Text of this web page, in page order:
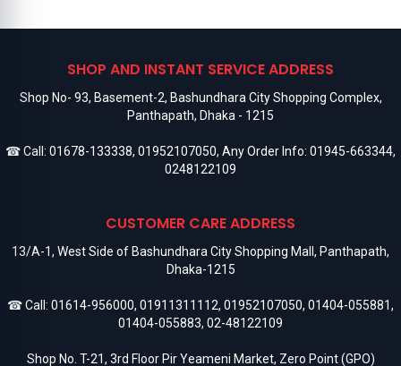
SHOP AND INSTANT SERVICE ADDRESS
Shop No- 93, Basement-2, Bashundhara City Shopping Complex,
Panthapath, Dhaka - 1215
☎ Call: 01678-133338, 01952107050, Any Order Info: 01945-663344,
0248122109
CUSTOMER CARE ADDRESS
13/A-1, West Side of Bashundhara City Shopping Mall, Panthapath,
Dhaka-1215
☎ Call: 01614-956000, 01911311112, 01952107050, 01404-055881,
01404-055883, 02-48122109
Shop No. T-21, 3rd Floor Pir Yeameni Market, Zero Point (GPO)